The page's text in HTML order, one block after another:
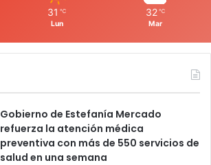
31 ℃
Lun
32 ℃
Mar
Gobierno de Estefanía Mercado
refuerza la atención médica
preventiva con más de 550 servicios de
salud en una semana